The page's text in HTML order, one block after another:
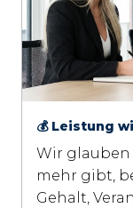
💰 Leistung
Wir glauben
mehr gibt,
Gehalt,